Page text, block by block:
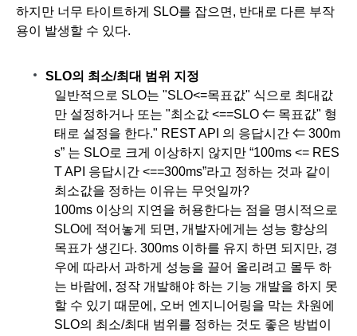
하지만 너무 타이트하게 SLO를 잡으면, 반대로 다른 부작
용이 발생할 수 있다.
SLO의 최소/최대 범위 지정
일반적으로 SLO는 "SLO<=목표값" 식으로 최대값
만 설정하거나 또는 "최소값 <==SLO ⇐ 목표값" 형
태로 설정을 한다." REST API 의 응답시간 ⇐ 300m
s” 는 SLO로 크게 이상하지 않지만 “100ms <= RES
T API 응답시간 <==300ms”라고 정하는 것과 같이
최소값을 정하는 이유는 무엇일까?
100ms 이상의 지연을 허용한다는 점을 명시적으로
SLO에 적어놓게 되면, 개발자에게는 성능 향상의
목표가 생긴다. 300ms 이하를 유지 하면 되지만, 경
우에 따라서 과하게 성능을 끌어 올리려고 몰두 하
는 바람에, 정작 개발해야 하는 기능 개발을 하지 못
할 수 있기 때문에, 오버 엔지니어링을 막는 차원에
SLO의 최소/최대 범위를 정하는 것도 좋은 방법이